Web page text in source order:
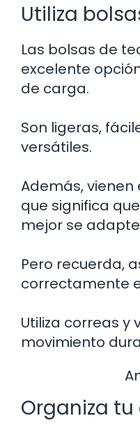
Utiliza
Las bolsas de
excelente
de carga.
Son ligeras,
versátiles.
Además,
que significa
mejor se
Pero recuerda,
correctamente
Utiliza correas y
movimiento
Organiza